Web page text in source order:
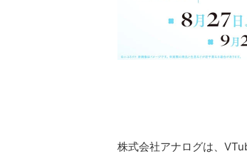
株式会社アナログは、